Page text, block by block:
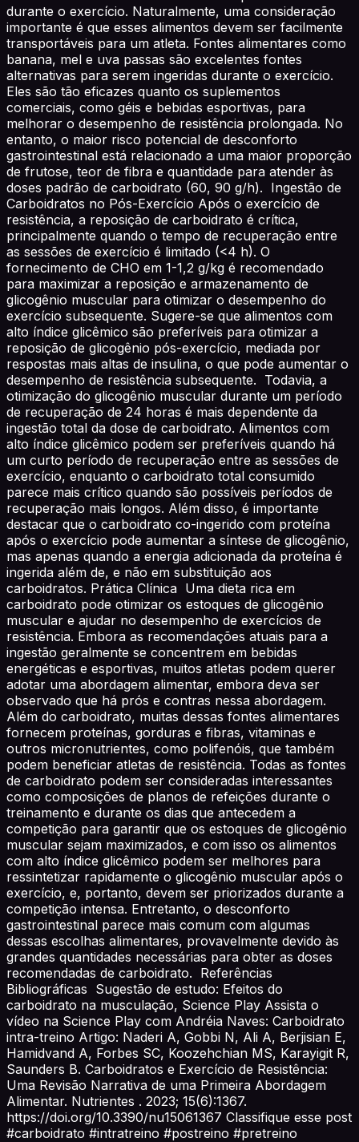
durante o exercício. Naturalmente, uma consideração
importante é que esses alimentos devem ser facilmente
transportáveis ​​para um atleta. Fontes alimentares como
banana, mel e uva passas são excelentes fontes
alternativas para serem ingeridas durante o exercício.
Eles são tão eficazes quanto os suplementos
comerciais, como géis e bebidas esportivas, para
melhorar o desempenho de resistência prolongada. No
entanto, o maior risco potencial de desconforto
gastrointestinal está relacionado a uma maior proporção
de frutose, teor de fibra e quantidade para atender às
doses padrão de carboidrato (60, 90 g/h). Ingestão de
Carboidratos no Pós-Exercício Após o exercício de
resistência, a reposição de carboidrato é crítica,
principalmente quando o tempo de recuperação entre
as sessões de exercício é limitado (<4 h). O
fornecimento de CHO em 1-1,2 g/kg é recomendado
para maximizar a reposição e armazenamento de
glicogênio muscular para otimizar o desempenho do
exercício subsequente. Sugere-se que alimentos com
alto índice glicêmico são preferíveis para otimizar a
reposição de glicogênio pós-exercício, mediada por
respostas mais altas de insulina, o que pode aumentar o
desempenho de resistência subsequente. Todavia, a
otimização do glicogênio muscular durante um período
de recuperação de 24 horas é mais dependente da
ingestão total da dose de carboidrato. Alimentos com
alto índice glicêmico podem ser preferíveis quando há
um curto período de recuperação entre as sessões de
exercício, enquanto o carboidrato total consumido
parece mais crítico quando são possíveis períodos de
recuperação mais longos. Além disso, é importante
destacar que o carboidrato co-ingerido com proteína
após o exercício pode aumentar a síntese de glicogênio,
mas apenas quando a energia adicionada da proteína é
ingerida além de, e não em substituição aos
carboidratos. Prática Clínica Uma dieta rica em
carboidrato pode otimizar os estoques de glicogênio
muscular e ajudar no desempenho de exercícios de
resistência. Embora as recomendações atuais para a
ingestão geralmente se concentrem em bebidas
energéticas e esportivas, muitos atletas podem querer
adotar uma abordagem alimentar, embora deva ser
observado que há prós e contras nessa abordagem.
Além do carboidrato, muitas dessas fontes alimentares
fornecem proteínas, gorduras e fibras, vitaminas e
outros micronutrientes, como polifenóis, que também
podem beneficiar atletas de resistência. Todas as fontes
de carboidrato podem ser consideradas interessantes
como composições de planos de refeições durante o
treinamento e durante os dias que antecedem a
competição para garantir que os estoques de glicogênio
muscular sejam maximizados, e com isso os alimentos
com alto índice glicêmico podem ser melhores para
ressintetizar rapidamente o glicogênio muscular após o
exercício, e, portanto, devem ser priorizados durante a
competição intensa. Entretanto, o desconforto
gastrointestinal parece mais comum com algumas
dessas escolhas alimentares, provavelmente devido às
grandes quantidades necessárias para obter as doses
recomendadas de carboidrato. Referências
Bibliográficas Sugestão de estudo: Efeitos do
carboidrato na musculação, Science Play Assista o
vídeo na Science Play com Andréia Naves: Carboidrato
intra-treino Artigo: Naderi A, Gobbi N, Ali A, Berjisian E,
Hamidvand A, Forbes SC, Koozehchian MS, Karayigit R,
Saunders B. Carboidratos e Exercício de Resistência:
Uma Revisão Narrativa de uma Primeira Abordagem
Alimentar. Nutrientes . 2023; 15(6):1367.
https://doi.org/10.3390/nu15061367 Classifique esse post
#carboidrato #intratreino #postreino #pretreino